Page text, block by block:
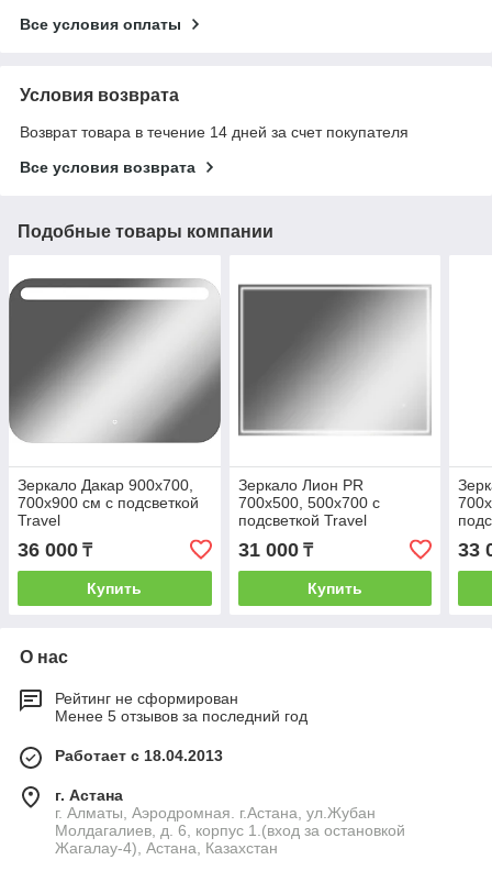
Все условия оплаты
Условия возврата
Возврат товара в течение 14 дней за счет покупателя
Все условия возврата
Подобные товары компании
Зеркало Дакар 900х700,
700х900 см с подсветкой
Travel
36 000 ₸
Купить
Зеркало Лион PR
700х500, 500х700 с
подсветкой Travel
31 000₸
Купить
33
О нас
Рейтинг не сформирован
Менее 5 отзывов за последний год
Работает с 18.04.2013
г. Астана
г. Алматы, Аэродромная. г.Астана, ул.Жубан
Молдагалиев, д. 6, корпус 1.(вход за остановкой
Жагалау-4), Астана, Казахстан